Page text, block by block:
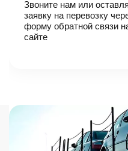
свяжется с
вами,
согласует
детали
автоперевозки,
Звоните нам или
заявку на перевозку
форму обратной связи
сайте